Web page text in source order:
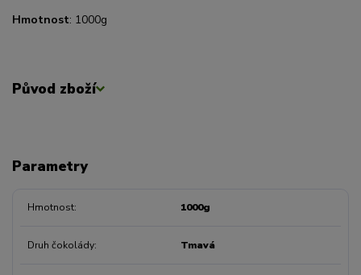
Hmotnost: 1000g
Původ zboží
Parametry
Hmotnost 1000g
Druh čokolády Tmavá